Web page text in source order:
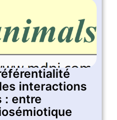
interactions
: entre